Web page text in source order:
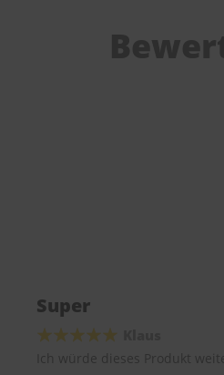
Super
Ich würde dieses Produkt